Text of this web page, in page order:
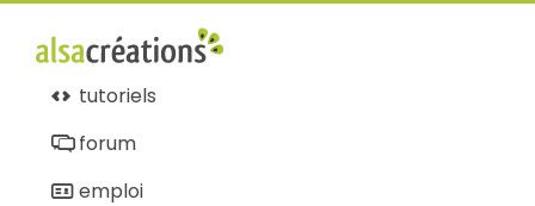
tutoriels
forum
emploi